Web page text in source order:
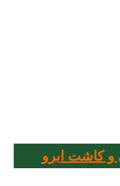
و کاشت ابرو